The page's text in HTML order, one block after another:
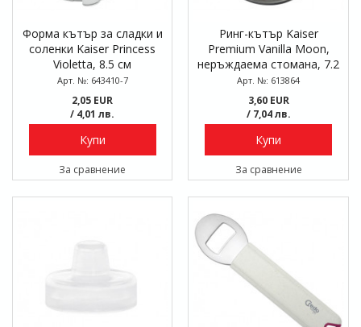
Форма кътър за сладки и
соленки Kaiser Princess
Violetta, 8.5 см
Арт. №: 643410-7
2,05 EUR
/ 4,01 лв.
Купи
За сравнение
Ринг-кътър Kaiser
Premium Vanilla Moon,
неръждаема стомана, 7.2
см
Арт. №: 613864
3,60 EUR
/ 7,04 лв.
Купи
За сравнение